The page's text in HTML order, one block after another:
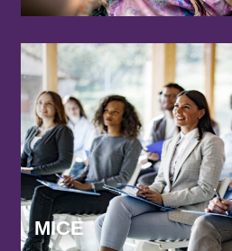
MICE